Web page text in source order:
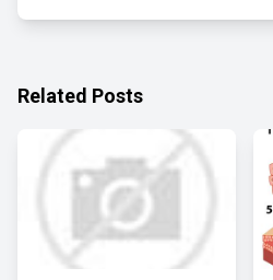
Related Posts